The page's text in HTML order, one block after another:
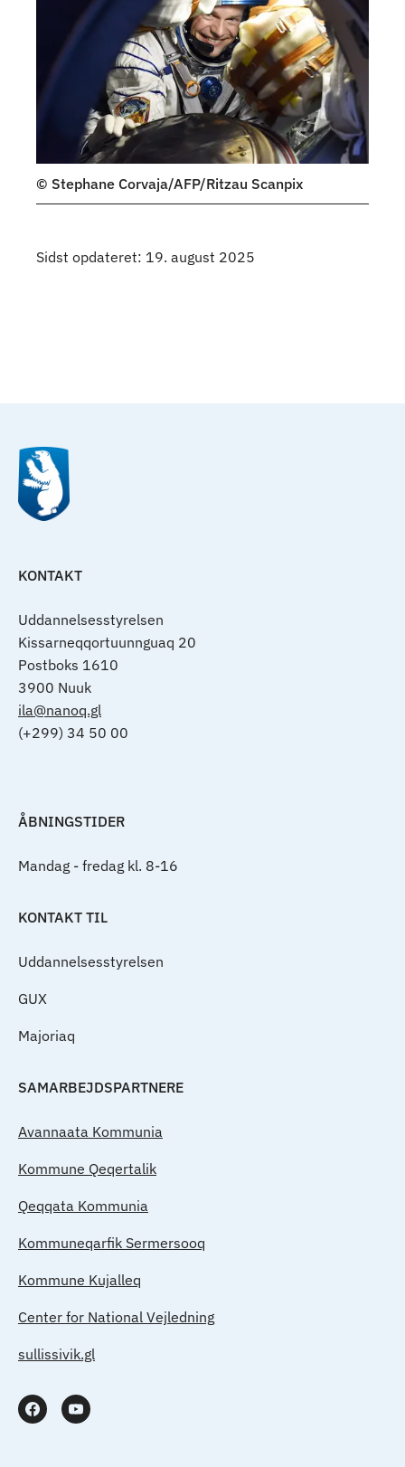
© Stephane Corvaja/AFP/Ritzau Scanpix
Sidst opdateret: 19. august 2025
KONTAKT
Uddannelsesstyrelsen
Kissarneqqortuunnguaq 20
Postboks 1610
3900 Nuuk
ila@nanoq.gl
(+299) 34 50 00
ÅBNINGSTIDER
Mandag - fredag kl. 8-16
KONTAKT TIL
Uddannelsesstyrelsen
GUX
Majoriaq
SAMARBEJDSPARTNERE
Avannaata Kommunia
Kommune Qeqertalik
Qeqqata Kommunia
Kommuneqarfik Sermersooq
Kommune Kujalleq
Center for National Vejledning
sullissivik.gl